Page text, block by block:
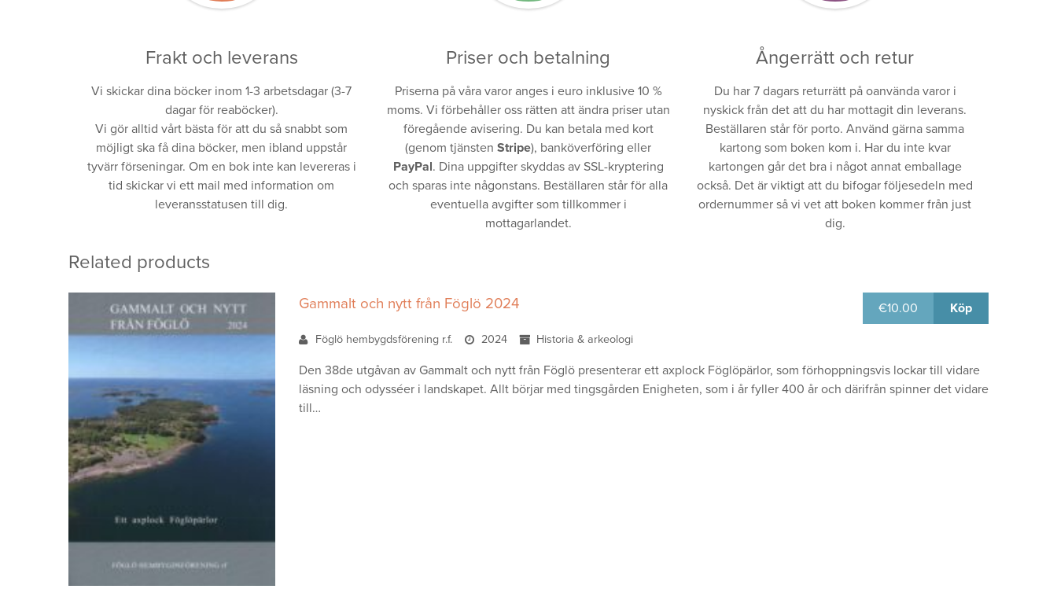
Frakt och leverans
Vi skickar dina böcker inom 1-3 arbetsdagar (3-7
dagar för reaböcker).
Vi gör alltid vårt bästa för att du så snabbt som
möjligt ska få dina böcker, men ibland uppstår
tyvärr förseningar. Om en bok inte kan levereras i
tid skickar vi ett mail med information om
leveransstatusen till dig.
Priser och betalning
Priserna på våra varor anges i euro inklusive 10 %
moms. Vi förbehåller oss rätten att ändra priser utan
föregående avisering. Du kan betala med kort
(genom tjänstenStripe), banköverföring eller
PayPal. Dina uppgifter skyddas av SSL-kryptering
och sparas inte någonstans. Beställaren står för alla
eventuella avgifter som tillkommer i
mottagarlandet.
Ångerrätt och retur
Du har 7 dagars returrätt på oanvända varor i
nyskick från det att du har mottagit din leverans.
Beställaren står för porto. Använd gärna samma
kartong som boken kom i. Har du inte kvar
kartongen går det bra i något annat emballage
också. Det är viktigt att du bifogar följesedeln med
ordernummer så vi vet att boken kommer från just
dig.
Related products
Gammalt och nytt från Föglö 2024
Föglö hembygdsförening r.f. 2024 Historia & arkeologi
€10.00 Köp
Den 38de utgåvan av Gammalt och nytt från Föglö presenterar ett axplock Föglöpärlor, som förhoppningsvis lockar till vidare
läsning och odysséer i landskapet. Allt börjar med tingsgården Enigheten, som i år fyller 400 år och därifrån spinner det vidare
till…